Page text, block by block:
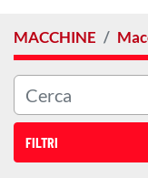
MACCHINE
FILTRI